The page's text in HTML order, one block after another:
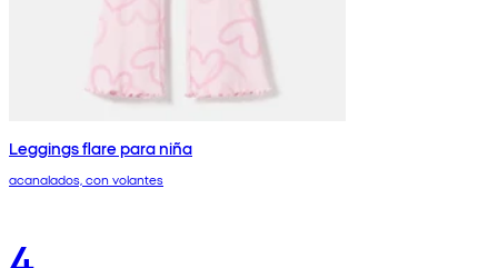
Leggings flare para niña
acanalados, con volantes